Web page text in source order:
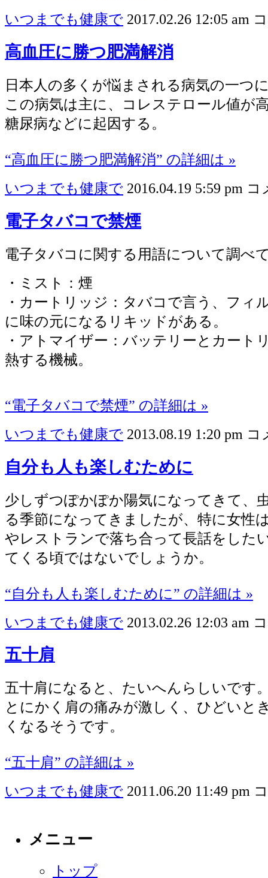
いつまでも健康で 2017.02.26 12:05 am
高血圧に勝つ肥満解消
日本人の多くが悩まされる病気の一つ
この病気は主に、コレステロール値が
糖尿病などに起因する。
“高血圧に勝つ肥満解消” の詳細は »
いつまでも健康で 2016.04.19 5:59 pm コ
電子タバコで禁煙
電子タバコに関する用語について調べ
・ミスト：煙
・カートリッジ：タバコで言う、フィ
に味の元になるリキッドがある。
・アトマイザー：バッテリーとカート
熱する機械。
“電子タバコで禁煙” の詳細は »
いつまでも健康で 2013.08.19 1:20 pm コ
自分も人も楽しむために
少しずつぽかぽか陽気になってきて、
る季節になってきましたが、特に女性
やレストランで落ち合って長話をした
てくる頃ではないでしょうか。
“自分も人も楽しむために” の詳細は »
いつまでも健康で 2013.02.26 12:03 am
五十肩
五十肩になると、たいへんらしいです
とにかく肩の痛みが激しく、ひどいと
くなるそうです。
“五十肩” の詳細は »
いつまでも健康で 2011.06.20 11:49 pm
メニュー
トップ